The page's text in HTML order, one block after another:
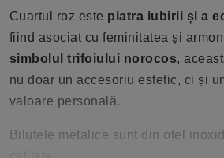
Cuartul roz este piatra iubirii și a
fiind asociat cu feminitatea și
simbolul trifoiului norocos,
nu doar un accesoriu estetic, ci și
valoare personală.
Biluțele metalice sunt din oțel